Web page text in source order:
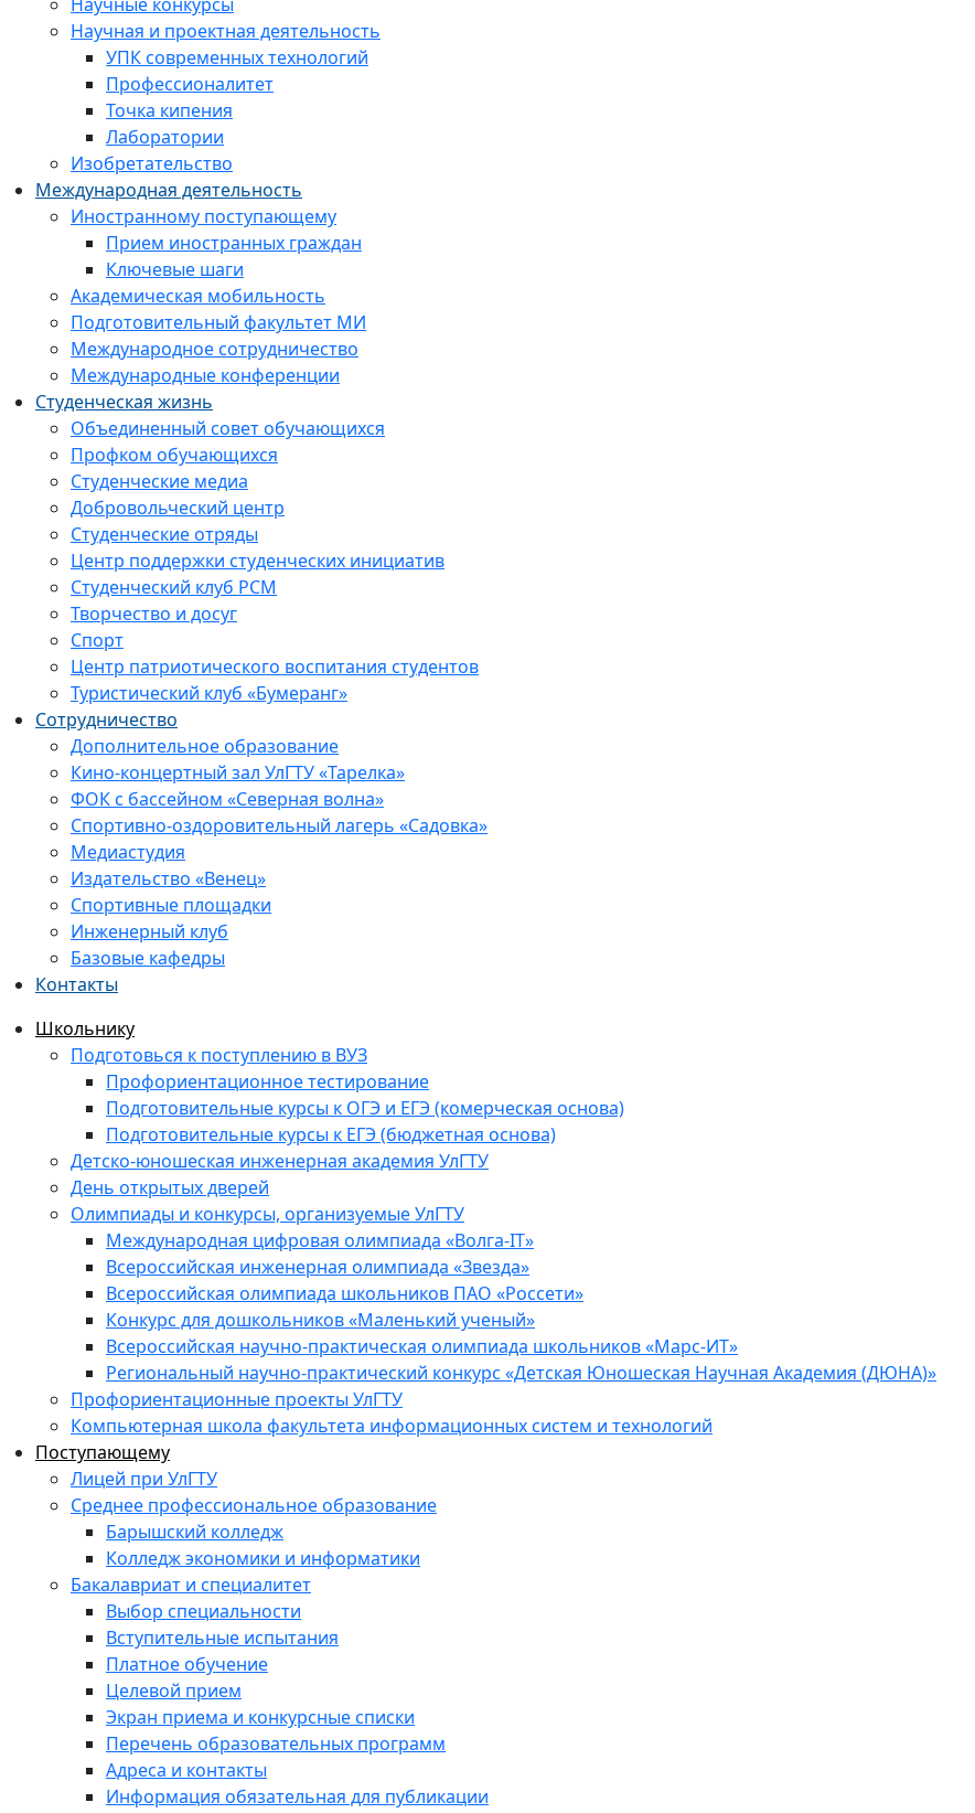
Научная и проектная деятельность
УПК современных технологий
Профессионалитет
Точка кипения
Лаборатории
Изобретательство
Международная деятельность
Иностранному поступающему
Прием иностранных граждан
Ключевые шаги
Академическая мобильность
Подготовительный факультет МИ
Международное сотрудничество
Международные конференции
Студенческая жизнь
Объединенный совет обучающихся
Профком обучающихся
Студенческие медиа
Добровольческий центр
Студенческие отряды
Центр поддержки студенческих инициатив
Студенческий клуб РСМ
Творчество и досуг
Спорт
Центр патриотического воспитания студентов
Туристический клуб «Бумеранг»
Сотрудничество
Дополнительное образование
Кино-концертный зал УлГТУ «Тарелка»
ФОК с бассейном «Северная волна»
Спортивно-оздоровительный лагерь «Садовка»
Медиастудия
Издательство «Венец»
Спортивные площадки
Инженерный клуб
Базовые кафедры
Контакты
Школьнику
Подготовься к поступлению в ВУЗ
Профориентационное тестирование
Подготовительные курсы к ОГЭ и ЕГЭ (комерческая основа)
Подготовительные курсы к ЕГЭ (бюджетная основа)
Детско-юношеская инженерная академия УлГТУ
День открытых дверей
Олимпиады и конкурсы, организуемые УлГТУ
Международная цифровая олимпиада «Волга-IT»
Всероссийская инженерная олимпиада «Звезда»
Всероссийская олимпиада школьников ПАО «Россети»
Конкурс для дошкольников «Маленький ученый»
Всероссийская научно-практическая олимпиада школьников «Марс-ИТ»
Региональный научно-практический конкурс «Детская Юношеская Научная Академия (ДЮНА)»
Профориентационные проекты УлГТУ
Компьютерная школа факультета информационных систем и технологий
Поступающему
Лицей при УлГТУ
Среднее профессиональное образование
Барышский колледж
Колледж экономики и информатики
Бакалавриат и специалитет
Выбор специальности
Вступительные испытания
Платное обучение
Целевой прием
Экран приема и конкурсные списки
Перечень образовательных программ
Адреса и контакты
Информация обязательная для публикации